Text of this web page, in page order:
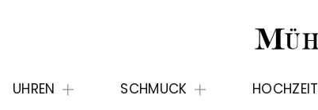
UHREN SCHMUCK HOCHZEIT